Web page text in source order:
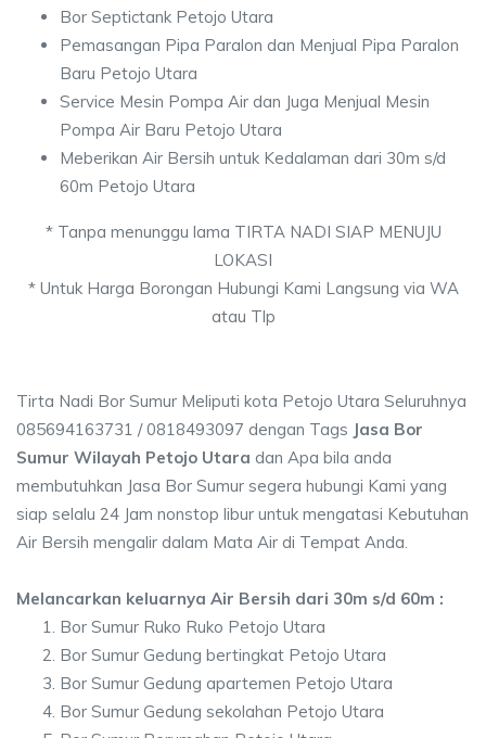
Bor Septictank Petojo Utara
Pemasangan Pipa Paralon dan Menjual Pipa Paralon
Baru Petojo Utara
Service Mesin Pompa Air dan Juga Menjual Mesin
Pompa Air Baru Petojo Utara
Meberikan Air Bersih untuk Kedalaman dari 30m s/d
60m Petojo Utara
* Tanpa menunggu lama TIRTA NADI SIAP MENUJU
LOKASI
* Untuk Harga Borongan Hubungi Kami Langsung via WA
atau Tlp
Tirta Nadi Bor Sumur Meliputi kota Petojo Utara Seluruhnya
085694163731 / 0818493097 dengan Tags Jasa Bor
Sumur Wilayah Petojo Utara dan Apa bila anda
membutuhkan Jasa Bor Sumur segera hubungi Kami yang
siap selalu 24 Jam nonstop libur untuk mengatasi Kebutuhan
Air Bersih mengalir dalam Mata Air di Tempat Anda.
Melancarkan keluarnya Air Bersih dari 30m s/d 60m :
Bor Sumur Ruko Ruko Petojo Utara
Bor Sumur Gedung bertingkat Petojo Utara
Bor Sumur Gedung apartemen Petojo Utara
Bor Sumur Gedung sekolahan Petojo Utara